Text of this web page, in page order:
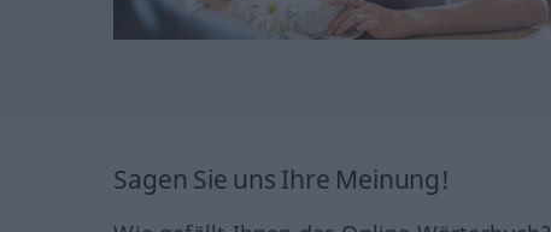
Sagen Sie uns Ihre Meinung!